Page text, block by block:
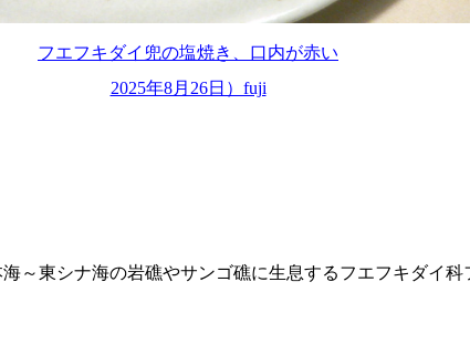
フエフキダイ兜の塩焼き、口内が赤い
2025年8月26日）fuji
海～東シナ海の岩礁やサンゴ礁に生息するフエフキダイ